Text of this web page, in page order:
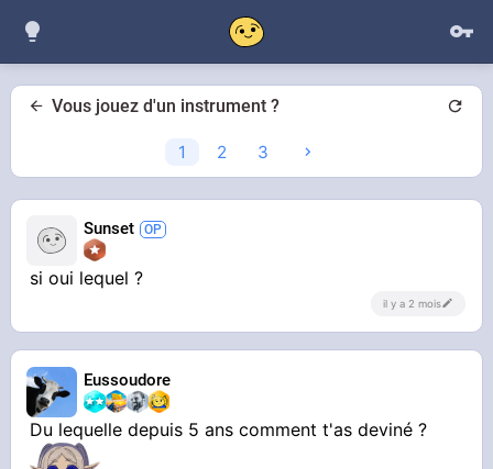
Vous jouez d'un instrument ?
1 2 3
Sunset
si oui lequel ?
il y a 2 mois
Eussoudore
Du lequelle depuis 5 ans comment t'as deviné ?